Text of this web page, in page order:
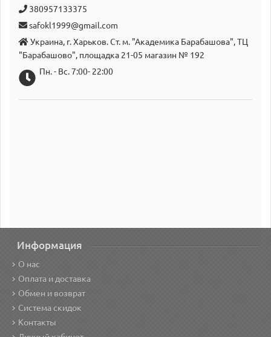
380957133375
safokl1999@gmail.com
Украина, г. Харьков. Ст. м. "Академика Барабашова", ТЦ
"Барабашово", площадка 21-05 магазин № 192
Пн. - Вс. 7:00- 22:00
Информация
О нас
Оплата и доставка
Обмен и возврат
Система скидок
Контакты